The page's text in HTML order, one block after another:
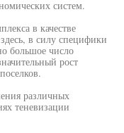
систем.
в качестве
в силу специфики
большое число
рост
различных
теневизации